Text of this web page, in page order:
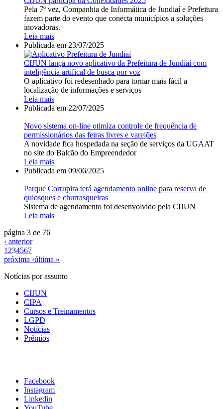
Pela 7º vez, Companhia de Informática de Jundiaí e Prefeitura
fazem parte do evento que conecta municípios a soluções
inovadoras.
Leia mais
Publicada em 23/07/2025
CIJUN lança novo aplicativo da Prefeitura de Jundiaí com
inteligência artifical de busca por voz
O aplicativo foi redesenhado para tornar mais fácil a
localização de informações e serviços
Leia mais
Publicada em 22/07/2025
Novo sistema on-line otimiza controle de frequência de
permissionários das feiras livres e varejões
A novidade fica hospedada na seção de serviços da UGAAT
no site do Balcão do Empreendedor
Leia mais
Publicada em 09/06/2025
Parque Corrupira terá agendamento online para reserva de
quiosques e churrasqueiras
Sistema de agendamento foi desenvolvido pela CIJUN
Leia mais
página 3 de 76
‹ anterior
1 234567
próxima ›última »
Notícias por assunto
CIJUN
CIPA
Cursos e Treinamentos
LGPD
Notícias
Prêmios
Facebook
Instagram
Linkedin